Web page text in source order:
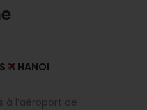
HANOI
à l’aéroport de